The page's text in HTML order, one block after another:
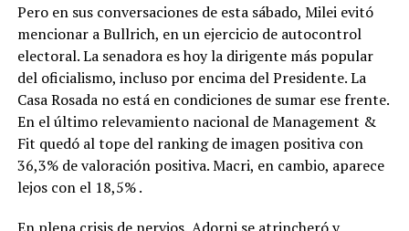
Pero en sus conversaciones de esta sábado, Milei evitó
mencionar a Bullrich, en un ejercicio de autocontrol
electoral. La senadora es hoy la dirigente más popular
del oficialismo, incluso por encima del Presidente. La
Casa Rosada no está en condiciones de sumar ese frente.
En el último relevamiento nacional de Management &
Fit quedó al tope del ranking de imagen positiva con
36,3% de valoración positiva. Macri, en cambio, aparece
lejos con el 18,5% .